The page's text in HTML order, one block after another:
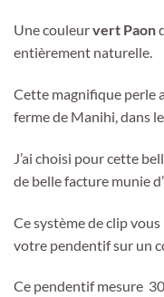
Une couleurvert Paon
entièrement naturelle.
Cette magnifique perle
ferme de Manihi, dans
J’ai choisi pour cette
de belle facture munie
Ce système de clip
votre pendentif sur un
Ce pendentif mesure